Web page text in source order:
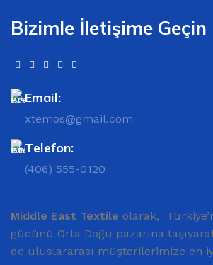
Bizimle İletişime Geçin
Email:
xtemos@gmail.com
Telefon:
(406) 555-0120
Middle East Textile olarak,
gücünü Orta Doğu pazarına
de uluslararası müşterilerimize en